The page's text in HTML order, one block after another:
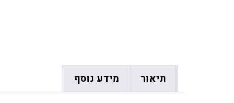
תיאור מידע נוסף